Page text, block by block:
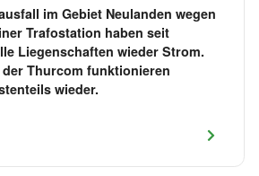
im Gebiet Neulanden wegen
Trafostation haben seit
Liegenschaften wieder Strom.
Thurcom funktionieren
wieder.